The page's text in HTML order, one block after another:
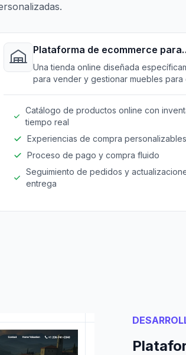
Plataforma de ecommerce para
muebles
Una tienda online diseñada
para vender y gestionar muebles para
Catálogo de productos online con
tiempo real
Experiencias de compra personalizables
Proceso de pago y compra fluido
Seguimiento de pedidos y
entrega